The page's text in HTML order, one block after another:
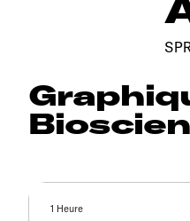
1 Heure